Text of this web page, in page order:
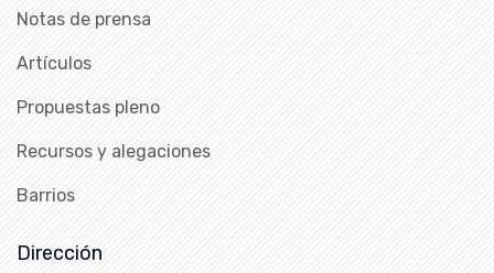
Notas de prensa
Artículos
Propuestas pleno
Recursos y alegaciones
Barrios
Dirección